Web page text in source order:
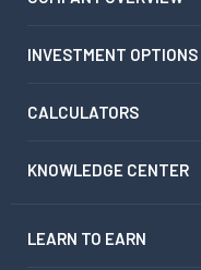
INVESTMENT OPTIONS
CALCULATORS
KNOWLEDGE CENTER
LEARN TO EARN